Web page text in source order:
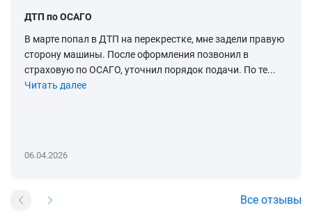
ДТП по ОСАГО
В марте попал в ДТП на перекрестке, мне задели правую
сторону машины. После оформления позвонил в
страховую по ОСАГО, уточнил порядок подачи. По те...
Читать далее
06.04.2026
Все отзывы